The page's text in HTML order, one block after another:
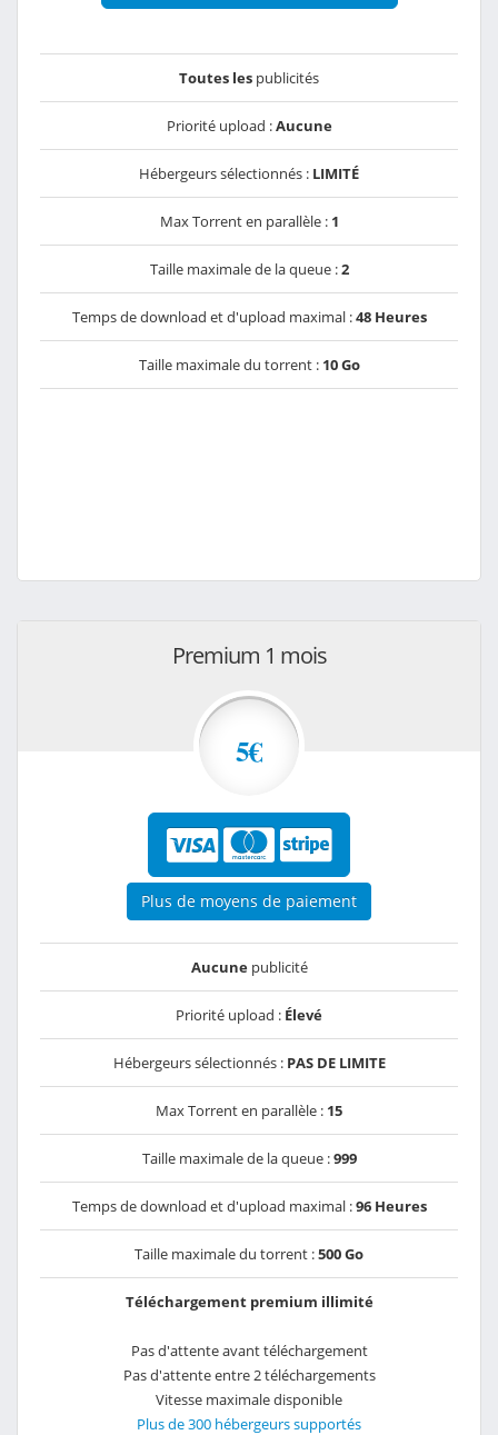
Toutes les publicités
Priorité upload :Aucune
Hébergeurs sélectionnés : LIMITÉ
Max Torrent en parallèle : 1
Taille maximale de la queue :2
Temps de download et d'upload maximal :48 Heures
Taille maximale du torrent : 10 Go
Premium 1 mois
5€
Plus de moyens de paiement
Aucunepublicité
Priorité upload : Élevé
Hébergeurs sélectionnés : PAS DE LIMITE
Max Torrent en parallèle : 15
Taille maximale de la queue :999
Temps de download et d'upload maximal :96 Heures
Taille maximale du torrent :500 Go
Téléchargement premium illimité
Pas d'attente avant téléchargement
Pas d'attente entre 2 téléchargements
Vitesse maximale disponible
Plus de 300 hébergeurs supportés